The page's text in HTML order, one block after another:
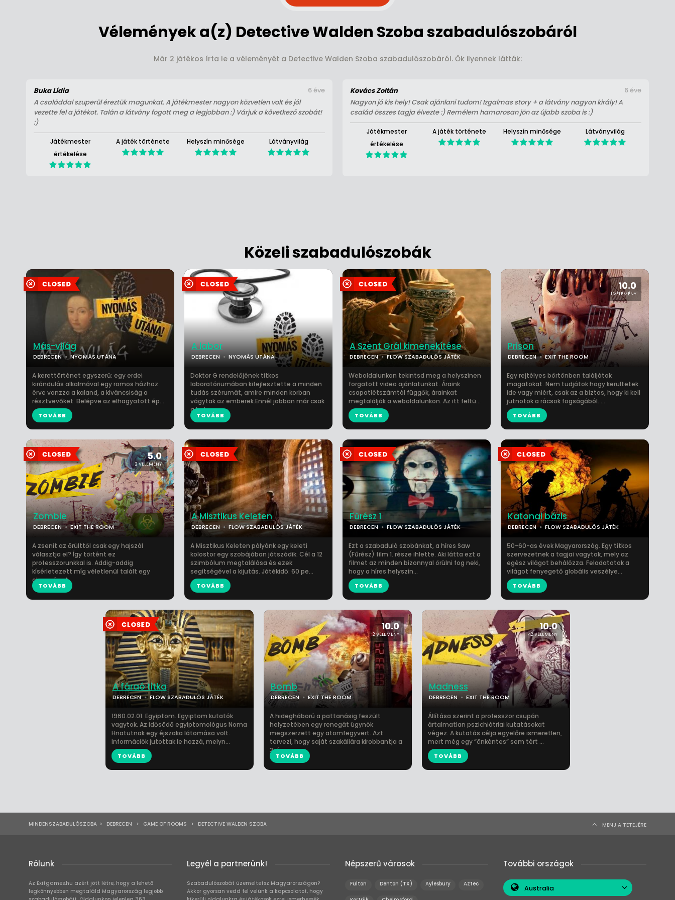
Vélemények a(z) Detective Walden Szoba szabadulószobáról
Már 2 játékos írta le a véleményét a Detective Walden Szoba szabadulószobáról. Ők ilyennek látták:
Buka Lídia
A családdal szuperül éreztük magunkat. A játékmester nagyon közvetlen volt és jól
vezette fel a játékot. Talán a látvány fogott meg a legjobban :) Várjuk a következő szobát!
:)
6 éve
Játékmester
értékelése
A játék története Helyszín minősége Látványvilág
Kovács Zoltán
Nagyon jó kis hely! Csak ajánlani tudom! Izgalmas story + a látvány nagyon király! A
család összes tagja élvezte :) Remélem hamarosan jön az újabb szoba is :)
6 éve
Játékmester
értékelése
A játék története Helyszín minősége Látványvilág
Közeli szabadulószobák
Más-világ
DEBRECEN NYOMÁS UTÁNA
A kerettörténet egyszerű: egy erdei
kirándulás alkalmával egy romos házhoz
érve vonzza a kaland, a kíváncsiság a
résztvevőket. Belépve az elhagyatott ép...
TOVÁBB
A labor
DEBRECEN NYOMÁS UTÁNA
Doktor G rendelőjének titkos
laboratóriumában kifejlesztette a minden
tudás szérumát, amire minden korban
vágytak az emberek.Ennél jobban már csak
a hal...
TOVÁBB
A Szent Grál kimenekítése
DEBRECEN FLOW SZABADULÓS JÁTÉK
Weboldalunkon tekintsd meg a helyszínen
forgatott video ajánlatunkat. Áraink
csapatlétszámtól függők, árainkat
megtalálják a weboldalunkon. Az itt feltü...
TOVÁBB
10.0
1 VÉLEMÉNY
Prison
DEBRECEN EXIT THE ROOM
Egy rejtélyes börtönben találjátok
magatokat. Nem tudjátok hogy kerültetek
ide vagy miért, csak az a biztos, hogy ki kell
jutnotok a rácsok fogságából. ...
TOVÁBB
5.0
2 VÉLEMÉNY
Zombie
DEBRECEN EXIT THE ROOM
A zsenit az őrülttől csak egy hajszál
választja el? Így történt ez
professzorunkkal is. Addig-addig
kísérletezett míg véletlenül talált egy
olyan vírust...
TOVÁBB
A Misztikus Keleten
DEBRECEN FLOW SZABADULÓS JÁTÉK
A Misztikus Keleten pályánk egy keleti
kolostor egy szobájában játszódik. Cél a 12
szimbólum megtalálása és ezek
segítségével a kijutás. Játékidő: 60 pe...
TOVÁBB
Fűrész 1
DEBRECEN FLOW SZABADULÓS JÁTÉK
Ezt a szabaduló szobánkat, a híres Saw
(Fűrész) film 1. része ihlette. Aki látta ezt a
filmet az minden bizonnyal örülni fog neki,
hogy a híres helyszín...
TOVÁBB
Katonai bázis
DEBRECEN FLOW SZABADULÓS JÁTÉK
50-60-as évek Magyarország. Egy titkos
szervezetnek a tagjai vagytok, mely az
egész világot behálózza. Feladatotok a
világot fenyegető globális veszélye...
TOVÁBB
A fáraó titka
DEBRECEN FLOW SZABADULÓS JÁTÉK
1960.02.01. Egyiptom. Egyiptom kutatók
vagytok. Az idősödő egyiptomológus Noma
Hnatutnak egy éjszaka látomása volt.
Információk jutottak le hozzá, melyn...
TOVÁBB
10.0
2 VÉLEMÉNY
Bomb
DEBRECEN EXIT THE ROOM
A hidegháború a pattanásig feszült
helyzetében egy renegát ügynök
megszerzett egy atomfegyvert. Azt
tervezi, hogy saját szakállára kirobbantja a
3. és e...
TOVÁBB
10.0
42 VÉLEMÉNY
Madness
DEBRECEN EXIT THE ROOM
Állítása szerint a professzor csupán
ártalmatlan pszichiátriai kutatásokat
végez. A kutatás célja egyelőre ismeretlen,
mert még egy “önkéntes” sem tért ...
TOVÁBB
MINDENSZABADULÓSZOBA > DEBRECEN > GAME OF ROOMS > DETECTIVE WALDEN SZOBA MENJ A TETEJÉRE
Rólunk
Az Exitgames.hu azért jött létre, hogy a lehető
legkönnyebben megtaláld Magyarország legjobb
Legyél a partnerünk!
Szabadulószobát üzemeltetsz Magyarországon?
Akkor gyorsan vedd fel velünk a kapcsolatot, hogy
Népszerű városok
Fulton Denton (TX) Aylesbury Aztec
További országok
Australia